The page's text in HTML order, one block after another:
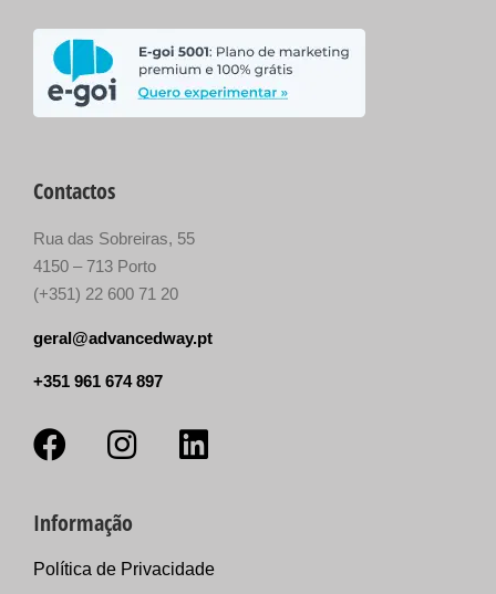
Contactos
Rua das Sobreiras, 55
4150 – 713 Porto
(+351) 22 600 71 20
geral@advancedway.pt
+351 961 674 897
Informação
Política de Privacidade